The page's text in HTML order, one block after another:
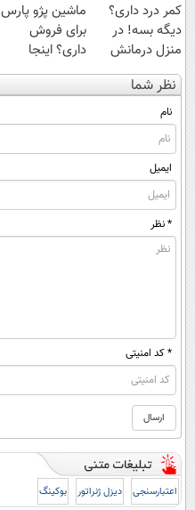
کمر درد داری؟
دیگه بسه! در
منزل درمانش
کن
(◀پرسش‌نامه)
ماشین پژو پارس
برای فروش
داری؟ اینجا
سریع بفروشش
نظر شما
نام
ایمیل
* نظر
* کد امنیتی
اعتبارسنجی دیزل ژنراتور بوکینگ